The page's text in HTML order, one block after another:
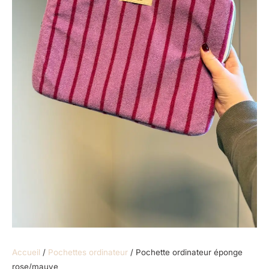
Accueil / Pochettes ordinateur / Pochette ordinateur éponge
rose/mauve